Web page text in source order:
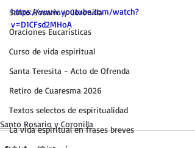
Santo Rosario y Coronilla
Oraciones Eucarísticas
Curso de vida espiritual
Santa Teresita - Acto de Ofrenda
Retiro de Cuaresma 2026
Textos selectos de espiritualidad
La vida espiritual en frases breves
https://www.youtube.com/watch?
v=D1CFsd2MHoA
Santo Rosario y Coronilla